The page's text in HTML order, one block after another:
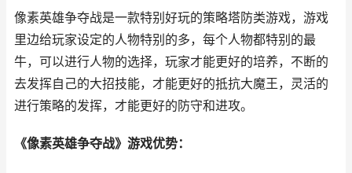
像素英雄争夺战是一款特别好玩的策略塔防类游戏，游戏
里边给玩家设定的人物特别的多，每个人物都特别的最
牛，可以进行人物的选择，玩家才能更好的培养，不断的
去发挥自己的大招技能，才能更好的抵抗大魔王，灵活的
进行策略的发挥，才能更好的防守和进攻。
《像素英雄争夺战》游戏优势：